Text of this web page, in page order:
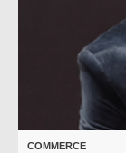
COMMERCE